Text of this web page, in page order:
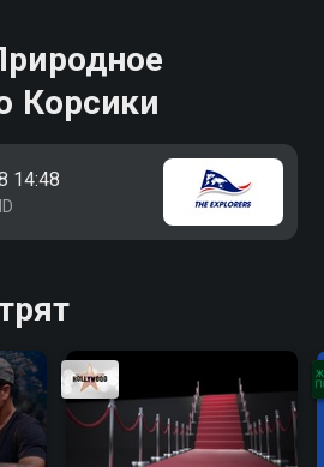
Корсики
14:48